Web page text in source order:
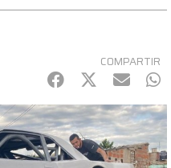
COMPARTIR
Facebook
Twitter
mail